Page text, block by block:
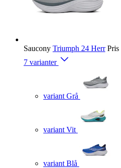
Saucony Triumph 24 Herr Pris
7 varianter
variant Grå
variant Vit
variant Blå